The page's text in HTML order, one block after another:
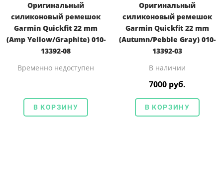
Оригинальный
силиконовый ремешок
Garmin Quickfit 22 mm
(Amp Yellow/Graphite) 010-
13392-08
Временно недоступен
В КОРЗИНУ
Оригинальный
силиконовый ремешок
Garmin Quickfit 22 mm
(Autumn/Pebble Gray) 010-
13392-03
В наличии
7000 руб.
В КОРЗИНУ